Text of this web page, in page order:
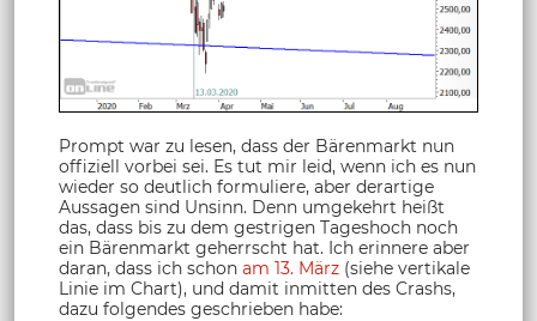
Prompt war zu lesen, dass der Bärenmarkt nun
offiziell vorbei sei. Es tut mir leid, wenn ich es nun
wieder so deutlich formuliere, aber derartige
Aussagen sind Unsinn. Denn umgekehrt heißt
das, dass bis zu dem gestrigen Tageshoch noch
ein Bärenmarkt geherrscht hat. Ich erinnere aber
daran, dass ich schon am 13. März (siehe vertikale
Linie im Chart), und damit inmitten des Crashs,
dazu folgendes geschrieben habe: